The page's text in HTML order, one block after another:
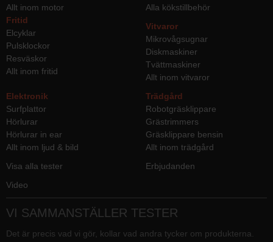
Allt inom motor
Alla kökstillbehör
Fritid
Elcyklar
Pulsklockor
Resväskor
Allt inom fritid
Vitvaror
Mikrovågsugnar
Diskmaskiner
Tvättmaskiner
Allt inom vitvaror
Elektronik
Surfplattor
Hörlurar
Hörlurar in ear
Allt inom ljud & bild
Trädgård
Robotgräsklippare
Grästrimmers
Gräsklippare bensin
Allt inom trädgård
Visa alla tester
Erbjudanden
Video
VI SAMMANSTÄLLER TESTER
Det är precis vad vi gör, kollar vad andra tycker om produkterna.